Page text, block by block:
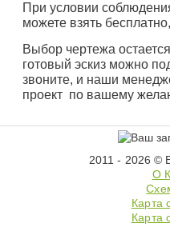
При условии
можете взять
Выбор чертежа
готовый эскиз можно
звоните, и наши
проект по вашему
2011 - 2026 ©
О
Карта
Карта